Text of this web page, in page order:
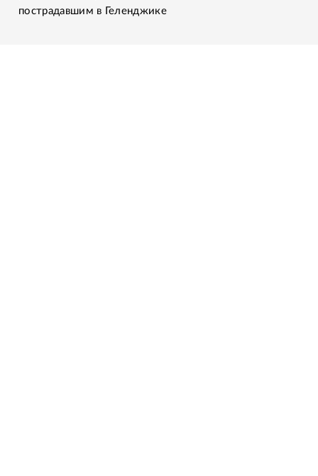
пострадавшим в Геленджике